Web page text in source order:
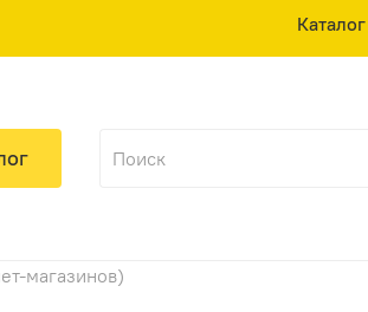
Каталог
магазинов)